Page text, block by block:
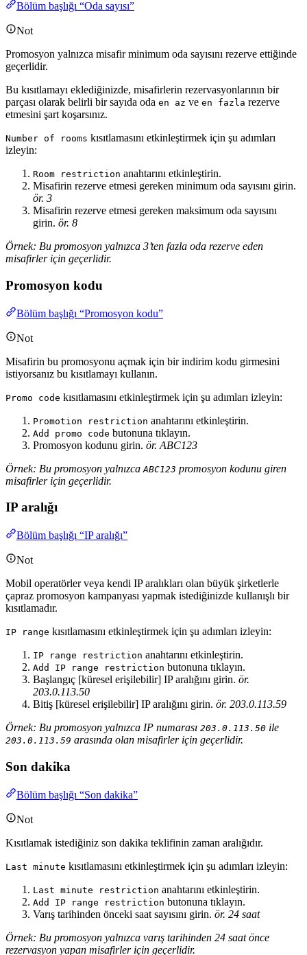
Bölüm başlığı “Oda sayısı”
Not
Promosyon yalnızca misafir minimum oda sayısını rezerve ettiğinde
geçerlidir.
Bu kısıtlamayı eklediğinizde, misafirlerin rezervasyonlarının bir
parçası olarak belirli bir sayıda oda en az ve en fazla rezerve
etmesini şart koşarsınız.
Number of rooms kısıtlamasını etkinleştirmek için şu adımları
izleyin:
Room restriction anahtarını etkinleştirin.
Misafirin rezerve etmesi gereken minimum oda sayısını girin.
ör. 3
Misafirin rezerve etmesi gereken maksimum oda sayısını
girin. ör. 8
Örnek: Bu promosyon yalnızca 3’ten fazla oda rezerve eden
misafirler için geçerlidir.
Promosyon kodu
Bölüm başlığı “Promosyon kodu”
Not
Misafirin bu promosyonu açmak için bir indirim kodu girmesini
istiyorsanız bu kısıtlamayı kullanın.
Promo code kısıtlamasını etkinleştirmek için şu adımları izleyin:
Promotion restriction anahtarını etkinleştirin.
Add promo code butonuna tıklayın.
Promosyon kodunu girin. ör. ABC123
Örnek: Bu promosyon yalnızca ABC123 promosyon kodunu giren
misafirler için geçerlidir.
IP aralığı
Bölüm başlığı “IP aralığı”
Not
Mobil operatörler veya kendi IP aralıkları olan büyük şirketlerle
çapraz promosyon kampanyası yapmak istediğinizde kullanışlı bir
kısıtlamadır.
IP range kısıtlamasını etkinleştirmek için şu adımları izleyin:
IP range restriction anahtarını etkinleştirin.
Add IP range restriction butonuna tıklayın.
Başlangıç [küresel erişilebilir] IP aralığını girin. ör.
203.0.113.50
Bitiş [küresel erişilebilir] IP aralığını girin. ör. 203.0.113.59
Örnek: Bu promosyon yalnızca IP numarası 203.0.113.50 ile
203.0.113.59 arasında olan misafirler için geçerlidir.
Son dakika
Bölüm başlığı “Son dakika”
Not
Kısıtlamak istediğiniz son dakika teklifinin zaman aralığıdır.
Last minute kısıtlamasını etkinleştirmek için şu adımları izleyin:
Last minute restriction anahtarını etkinleştirin.
Add IP range restriction butonuna tıklayın.
Varış tarihinden önceki saat sayısını girin. ör. 24 saat
Örnek: Bu promosyon yalnızca varış tarihinden 24 saat önce
rezervasyon yapan misafirler için geçerlidir.